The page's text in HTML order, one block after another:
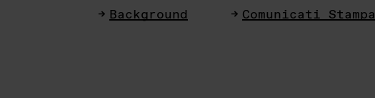
Background Comunicati Stampa